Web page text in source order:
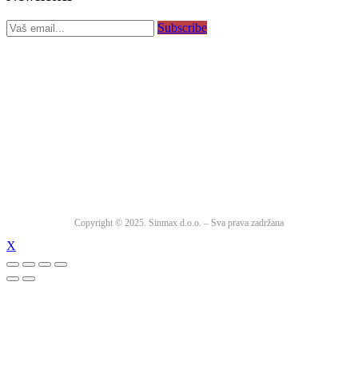
Subscribe
Copyright © 2025. Sinmax d.o.o. – Sva prava zadržana
X